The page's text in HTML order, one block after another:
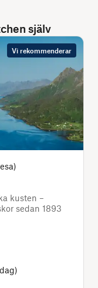
själv
Vi rekommenderar
kusten –
sedan 1893